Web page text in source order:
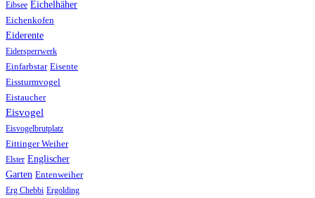
Eibsee Eichelhäher
Eichenkofen
Eiderente
Eidersperrwerk
Einfarbstar Eisente
Eissturmvogel
Eistaucher
Eisvogel
Eisvogelbrutplatz
Eittinger Weiher
Elster Englischer
Garten Entenweiher
Erg Chebbi Ergolding